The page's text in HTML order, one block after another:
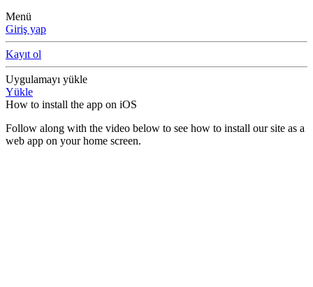
Menü
Giriş yap
Kayıt ol
Uygulamayı yükle
Yükle
How to install the app on iOS
Follow along with the video below to see how to install our site as a
web app on your home screen.